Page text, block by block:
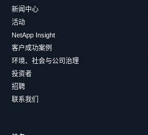
新闻中心
活动
NetApp Insight
客户成功案例
环境、社会与公司治理
投资者
招聘
联系我们